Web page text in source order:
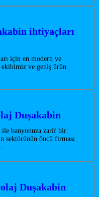
ihtiyaçları
için en modern ve
ve geniş ürün
Duşakabin
ile banyonuza zarif bir
sektörünün öncü firması
Duşakabin